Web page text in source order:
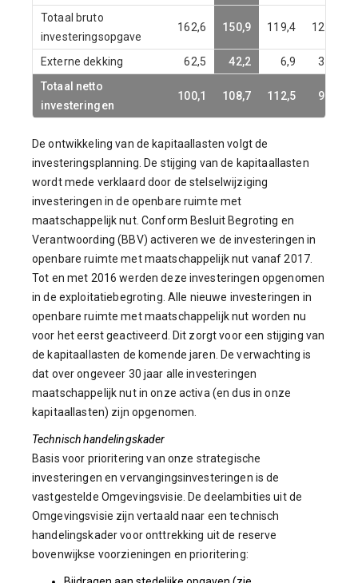
Totaal bruto
investeringsopgave
162,6 150,9 119,4 129,2
Externe dekking 62,5 42,2 6,9
37,1
Totaal netto
investeringen
100,1 108,7 112,5 92,1
De ontwikkeling van de kapitaallasten volgt de
investeringsplanning. De stijging van de kapitaallasten
wordt mede verklaard door de stelselwijziging
investeringen in de openbare ruimte met
maatschappelijk nut. Conform Besluit Begroting en
Verantwoording (BBV) activeren we de investeringen in
openbare ruimte met maatschappelijk nut vanaf 2017.
Tot en met 2016 werden deze investeringen opgenomen
in de exploitatiebegroting. Alle nieuwe investeringen in
openbare ruimte met maatschappelijk nut worden nu
voor het eerst geactiveerd. Dit zorgt voor een stijging van
de kapitaallasten de komende jaren. De verwachting is
dat over ongeveer 30 jaar alle investeringen
maatschappelijk nut in onze activa (en dus in onze
kapitaallasten) zijn opgenomen.
Technisch handelingskader
Basis voor prioritering van onze strategische
investeringen en vervangingsinvesteringen is de
vastgestelde Omgevingsvisie. De deelambities uit de
Omgevingsvisie zijn vertaald naar een technisch
handelingskader voor onttrekking uit de reserve
bovenwijkse voorzieningen en prioritering: